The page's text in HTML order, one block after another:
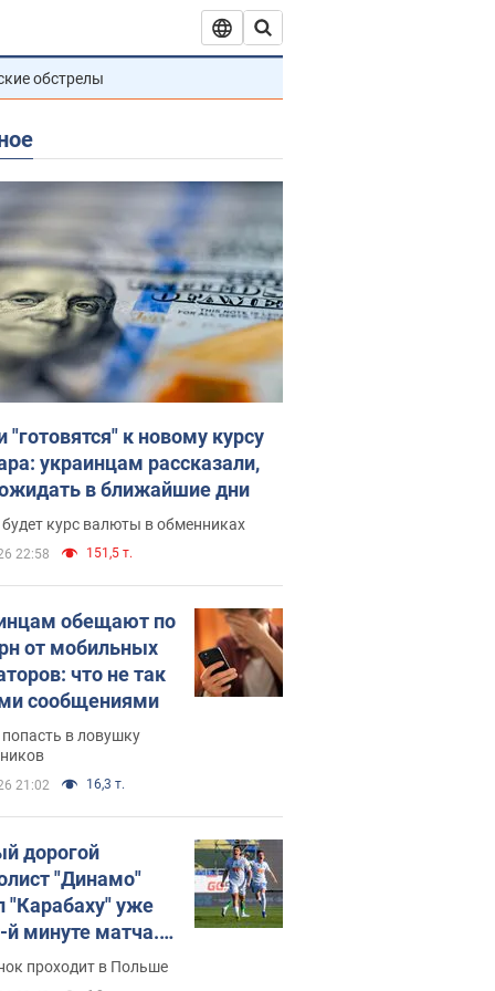
обстрелы
"готовятся" к новому курсу
украинцам рассказали,
в ближайшие дни
курс валюты в обменниках
22:58 151,5 т.
обещают по
от мобильных
что не так
сообщениями
попасть в ловушку
21:02 16,3 т.
дорогой
"Динамо"
"Карабаху" уже
й минуте матча.
проходит в Польше